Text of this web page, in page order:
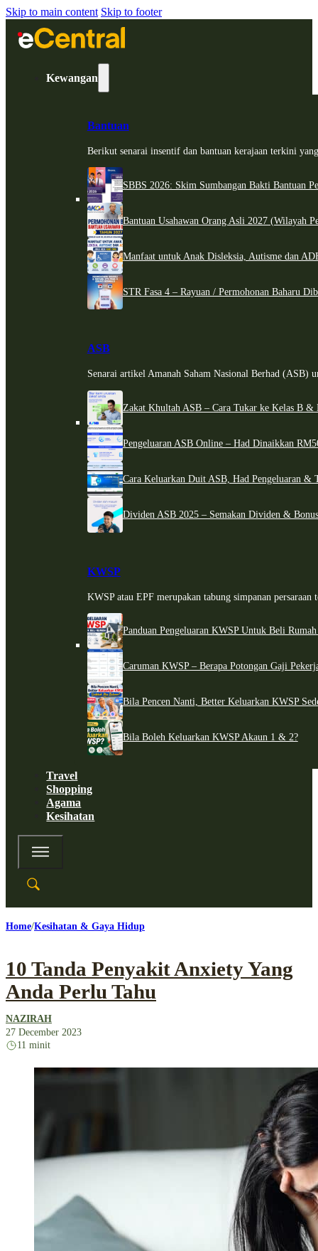
Skip to main content Skip to footer
Kewangan
Bantuan
Berikut senarai insentif dan bantuan kerajaan terkini
SBBS 2026: Skim Sumbangan Bakti Bantuan
Bantuan Usahawan Orang Asli 2027 (Wilayah
Manfaat untuk Anak Disleksia, Autisme dan
STR Fasa 4 – Rayuan / Permohonan Baharu
ASB
Senarai artikel Amanah Saham Nasional Berhad (ASB)
Zakat Khultah ASB – Cara Tukar ke Kelas B &
Pengeluaran ASB Online – Had Dinaikkan
Cara Keluarkan Duit ASB, Had Pengeluaran &
Dividen ASB 2025 – Semakan Dividen &
KWSP
KWSP atau EPF merupakan tabung simpanan persaraan
Panduan Pengeluaran KWSP Untuk Beli
Caruman KWSP – Berapa Potongan Gaji
Bila Pencen Nanti, Better Keluarkan KWSP
Bila Boleh Keluarkan KWSP Akaun 1 & 2?
Travel
Shopping
Agama
Kesihatan
Home Kesihatan & Gaya Hidup
10 Tanda Penyakit Anxiety Yang
Anda Perlu Tahu
NAZIRAH
27 December 2023
11 minit